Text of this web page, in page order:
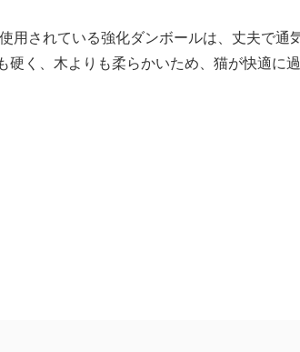
用されている強化ダンボールは、丈夫で通
硬く、木よりも柔らかいため、猫が快適に